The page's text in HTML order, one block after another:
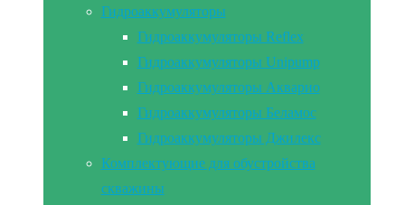
Гидроаккумуляторы
Гидроаккумуляторы Reflex
Гидроаккумуляторы Unipump
Гидроаккумуляторы Акварио
Гидроаккумуляторы Беламос
Гидроаккумуляторы Джилекс
Комплектующие для обустройства
скважины